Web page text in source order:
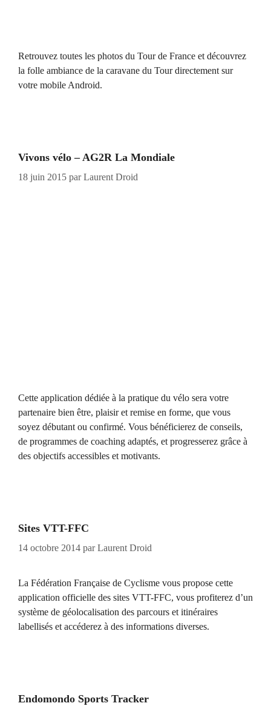
Retrouvez toutes les photos du Tour de France et découvrez
la folle ambiance de la caravane du Tour directement sur
votre mobile Android.
Vivons vélo – AG2R La Mondiale
18 juin 2015 parLaurent Droid
Cette application dédiée à la pratique du vélo sera votre
partenaire bien être, plaisir et remise en forme, que vous
soyez débutant ou confirmé. Vous bénéficierez de conseils,
de programmes de coaching adaptés, et progresserez grâce à
des objectifs accessibles et motivants.
Sites VTT-FFC
14 octobre 2014 parLaurent Droid
La Fédération Française de Cyclisme vous propose cette
application officielle des sites VTT-FFC, vous profiterez d’un
système de géolocalisation des parcours et itinéraires
labellisés et accéderez à des informations diverses.
Endomondo Sports Tracker